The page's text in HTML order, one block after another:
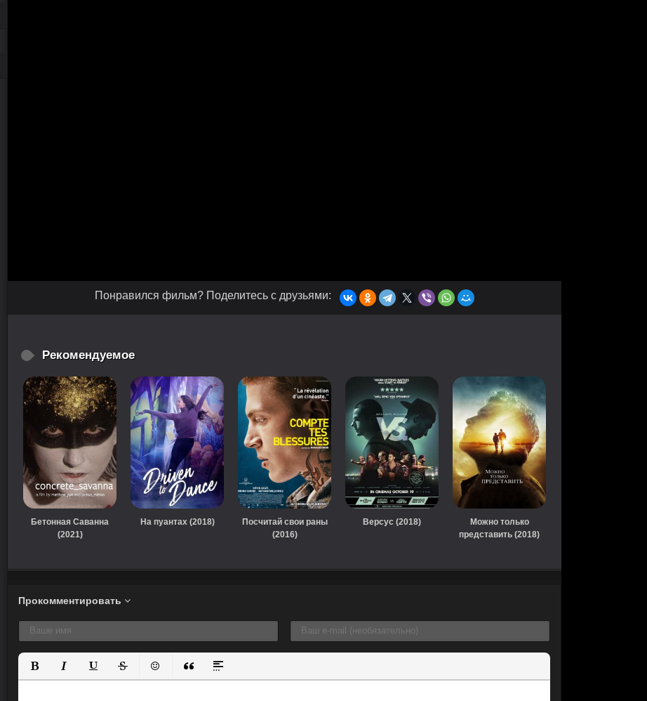
Понравился фильм? Поделитесь с друзьями:
Рекомендуемое
Бетонная Саванна
(2021)
На пуантах (2018)
Посчитай свои раны
(2016)
Версус (2018)
Можно только
представить (2018)
Прокомментировать
Полужирный
КурсивПодчеркнутый
ЗачеркнутыйВставить смайлик
Вставка цитаты
Вставка спойлера